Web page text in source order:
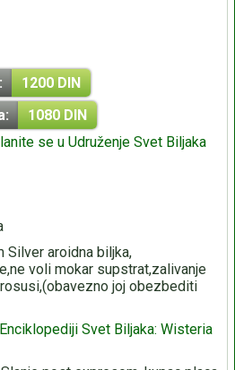
1200 DIN
1080 DIN
se u Udruženje Svet Biljaka
Silver aroidna biljka,
voli mokar supstrat,zalivanje
joj obezbediti
Svet Biljaka: Wisteria